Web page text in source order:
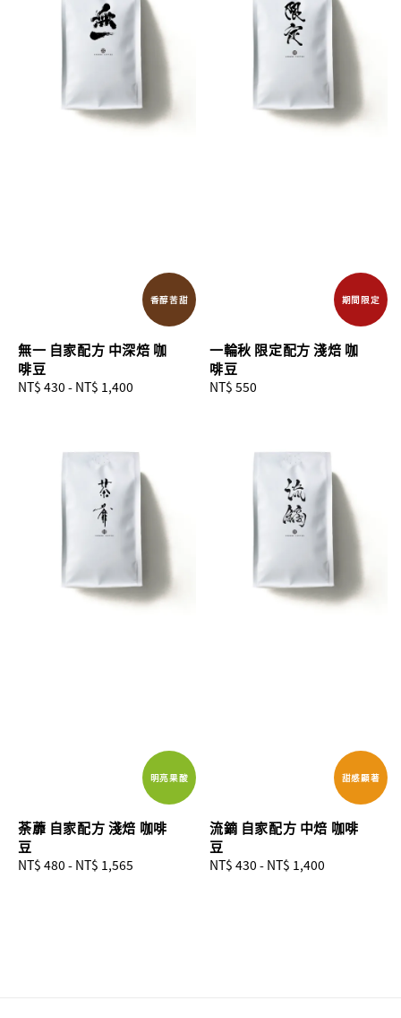
香醇苦甜
無一 自家配方 中深焙 咖
啡豆
Regular
NT$ 430 - NT$ 1,400
期間限定
一輪秋 限定配方 淺焙 咖
啡豆
Regular
NT$ 550
明亮果酸
荼蘼 自家配方 淺焙 咖啡
豆
Regular
NT$ 480 - NT$ 1,565
甜感顯著
流鏑 自家配方 中焙 咖啡
豆
Regular
NT$ 430 - NT$ 1,400